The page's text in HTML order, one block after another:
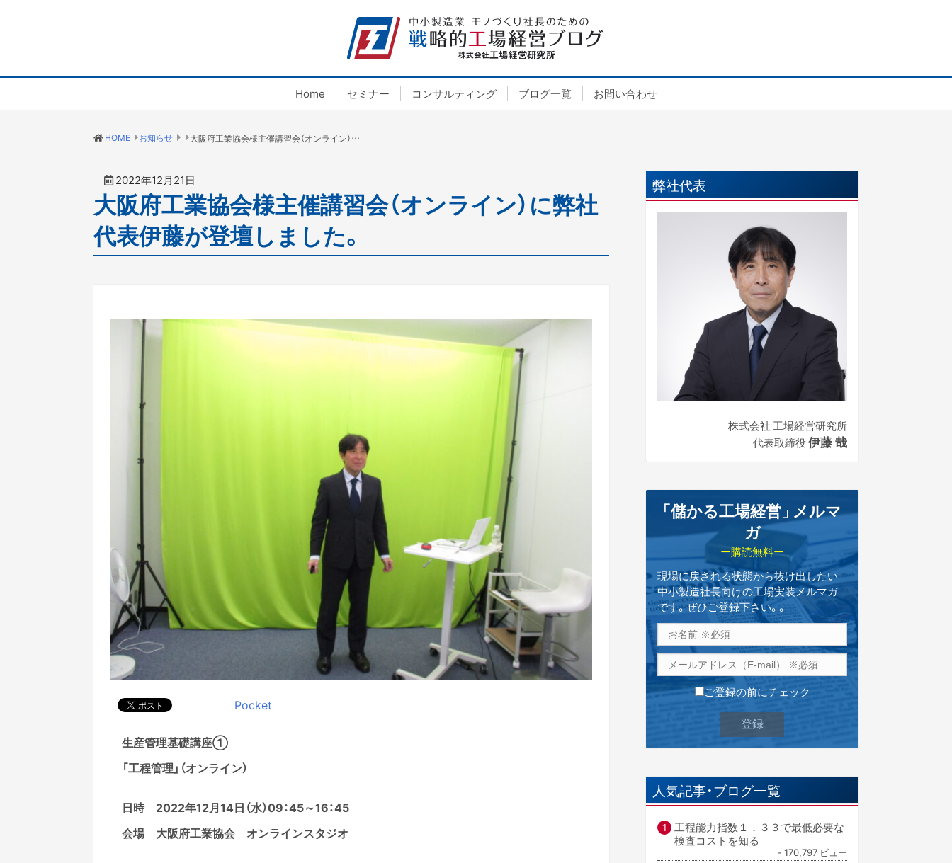
Home セミナー コンサルティング ブログ一覧 お問い合わせ
HOME お知らせ 大阪府工業協会様主催講習会（オンライン）に弊社代表伊藤が登壇しました。
2022年12月21日
大阪府工業協会様主催講習会（オンライン）に弊社
代表伊藤が登壇しました。
Pocket
生産管理基礎講座①
「工程管理」（オンライン）
日時 2022年12月14日（水）09：45～16：45
会場 大阪府工業協会 オンラインスタジオ
弊社代表
株式会社 工場経営研究所
代表取締役伊藤 哉
「儲かる工場経営」 メルマ
ガ
ー購読無料ー
現場に戻される状態から抜け出したい
中小製造社長向けの工場実装メルマガ
です。ぜひご登録下さい。。
ご登録の前にチェック
人気記事・ブログ一覧
工程能力指数１．３３で最低必要な
検査コストを知る
- 170,797 ビュー